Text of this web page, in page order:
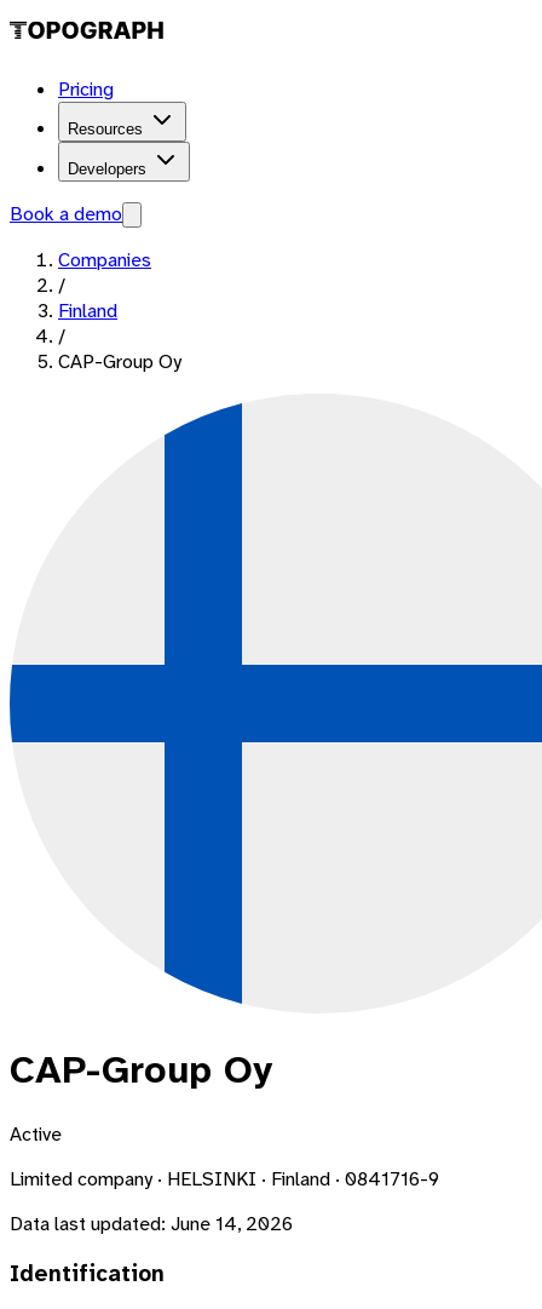
Pricing
Resources
Developers
Book a demo
Companies
/
Finland
/
CAP-Group Oy
CAP-Group Oy
Active
Limited company · HELSINKI · Finland · 0841716-9
Data last updated: June 14, 2026
Identification